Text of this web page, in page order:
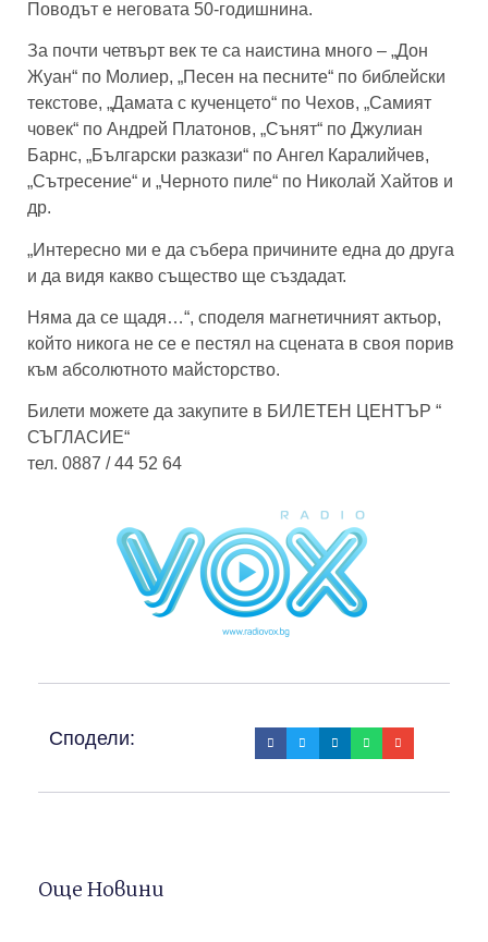
Поводът е неговата 50-годишнина.
За почти четвърт век те са наистина много – „Дон
Жуан“ по Молиер, „Песен на песните“ по библейски
текстове, „Дамата с кученцето“ по Чехов, „Самият
човек“ по Андрей Платонов, „Сънят“ по Джулиан
Барнс, „Български разкази“ по Ангел Каралийчев,
„Сътресение“ и „Черното пиле“ по Николай Хайтов и
др.
„Интересно ми е да събера причините една до друга
и да видя какво същество ще създадат.
Няма да се щадя…“, споделя магнетичният актьор,
който никога не се е пестял на сцената в своя порив
към абсолютното майсторство.
Билети можете да закупите в БИЛЕТЕН ЦЕНТЪР “
СЪГЛАСИЕ“
тел. 0887 / 44 52 64
Сподели:
Още Новини